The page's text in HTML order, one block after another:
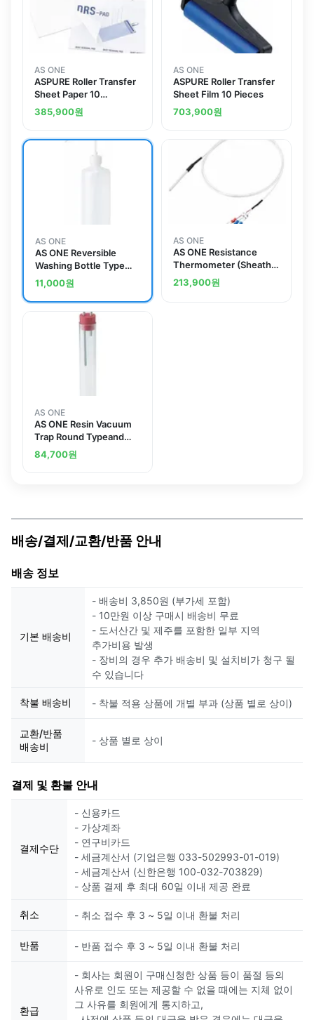
AS ONE
ASPURE Roller Transfer
Sheet Paper 10
Piecesand others
385,900원
AS ONE
ASPURE Roller Transfer
Sheet Film 10 Pieces
703,900원
AS ONE
AS ONE Reversible
Washing Bottle Type
1Land others
11,000원
AS ONE
AS ONE Resistance
Thermometer (Sheath
Type, Teflon Coated)
50mmand others
213,900원
AS ONE
AS ONE Resin Vacuum
Trap Round Typeand
others
84,700원
배송/결제/교환/반품 안내
배송 정보
기본 배송비
- 배송비 3,850원 (부가세 포함)
- 10만원 이상 구매시 배송비 무료
- 도서산간 및 제주를 포함한 일부 지역
추가비용 발생
- 장비의 경우 추가 배송비 및 설치비가 청구 될
수 있습니다
착불 배송비 - 착불 적용 상품에 개별 부과 (상품 별로 상이)
교환/반품
배송비
- 상품 별로 상이
결제 및 환불 안내
결제수단
- 신용카드
- 가상계좌
- 연구비카드
- 세금계산서 (기업은행 033-502993-01-019)
- 세금계산서 (신한은행 100-032-703829)
- 상품 결제 후 최대 60일 이내 제공 완료
취소 - 취소 접수 후 3 ~ 5일 이내 환불 처리
반품 - 반품 접수 후 3 ~ 5일 이내 환불 처리
환급
- 회사는 회원이 구매신청한 상품 등이 품절 등의
사유로 인도 또는 제공할 수 없을 때에는 지체 없이
그 사유를 회원에게 통지하고,